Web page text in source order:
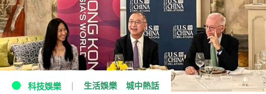
科技娛樂 生活娛樂 城中熱話